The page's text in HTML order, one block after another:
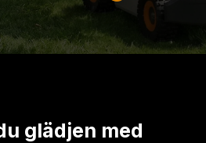
glädjen med